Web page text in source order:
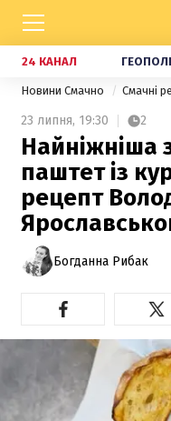
24 КАНАЛ
Новини Смачно Смачні
23 липня, 19:30 2
Найніжніша
паштет із
рецепт
Богданна Рибак